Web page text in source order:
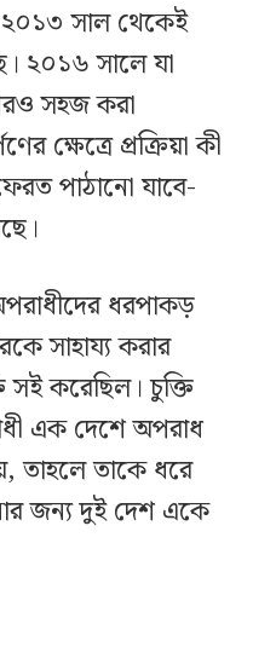
২০১৩ সাল থেকেই
২০১৬ সালে যা
সহজ করা
ক্ষেত্রে প্রক্রিয়া কী
পাঠানো যাবে-
ধরপাকড়
সাহায্য করার
করেছিল। চুক্তি
এক দেশে অপরাধ
তাহলে তাকে ধরে
জন্য দুই দেশ একে